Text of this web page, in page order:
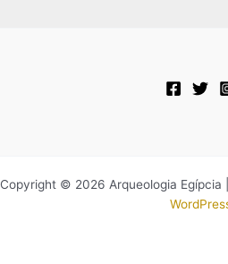
Copyright © 2026 Arqueologia Egípcia